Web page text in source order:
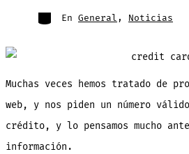
Categorías
En General , Noticias
Muchas veces hemos tratado de
web, y nos piden un número
crédito, y lo pensamos mucho
información.